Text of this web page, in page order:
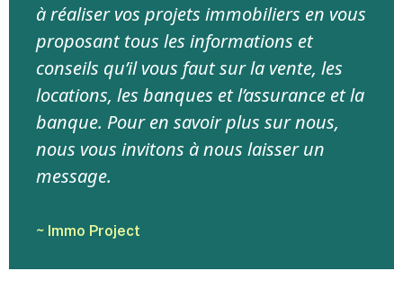
à réaliser vos projets immobiliers en vous
proposant tous les informations et
conseils qu’il vous faut sur la vente, les
locations, les banques et l’assurance et la
banque. Pour en savoir plus sur nous,
nous vous invitons à nous laisser un
message.
~ Immo Project